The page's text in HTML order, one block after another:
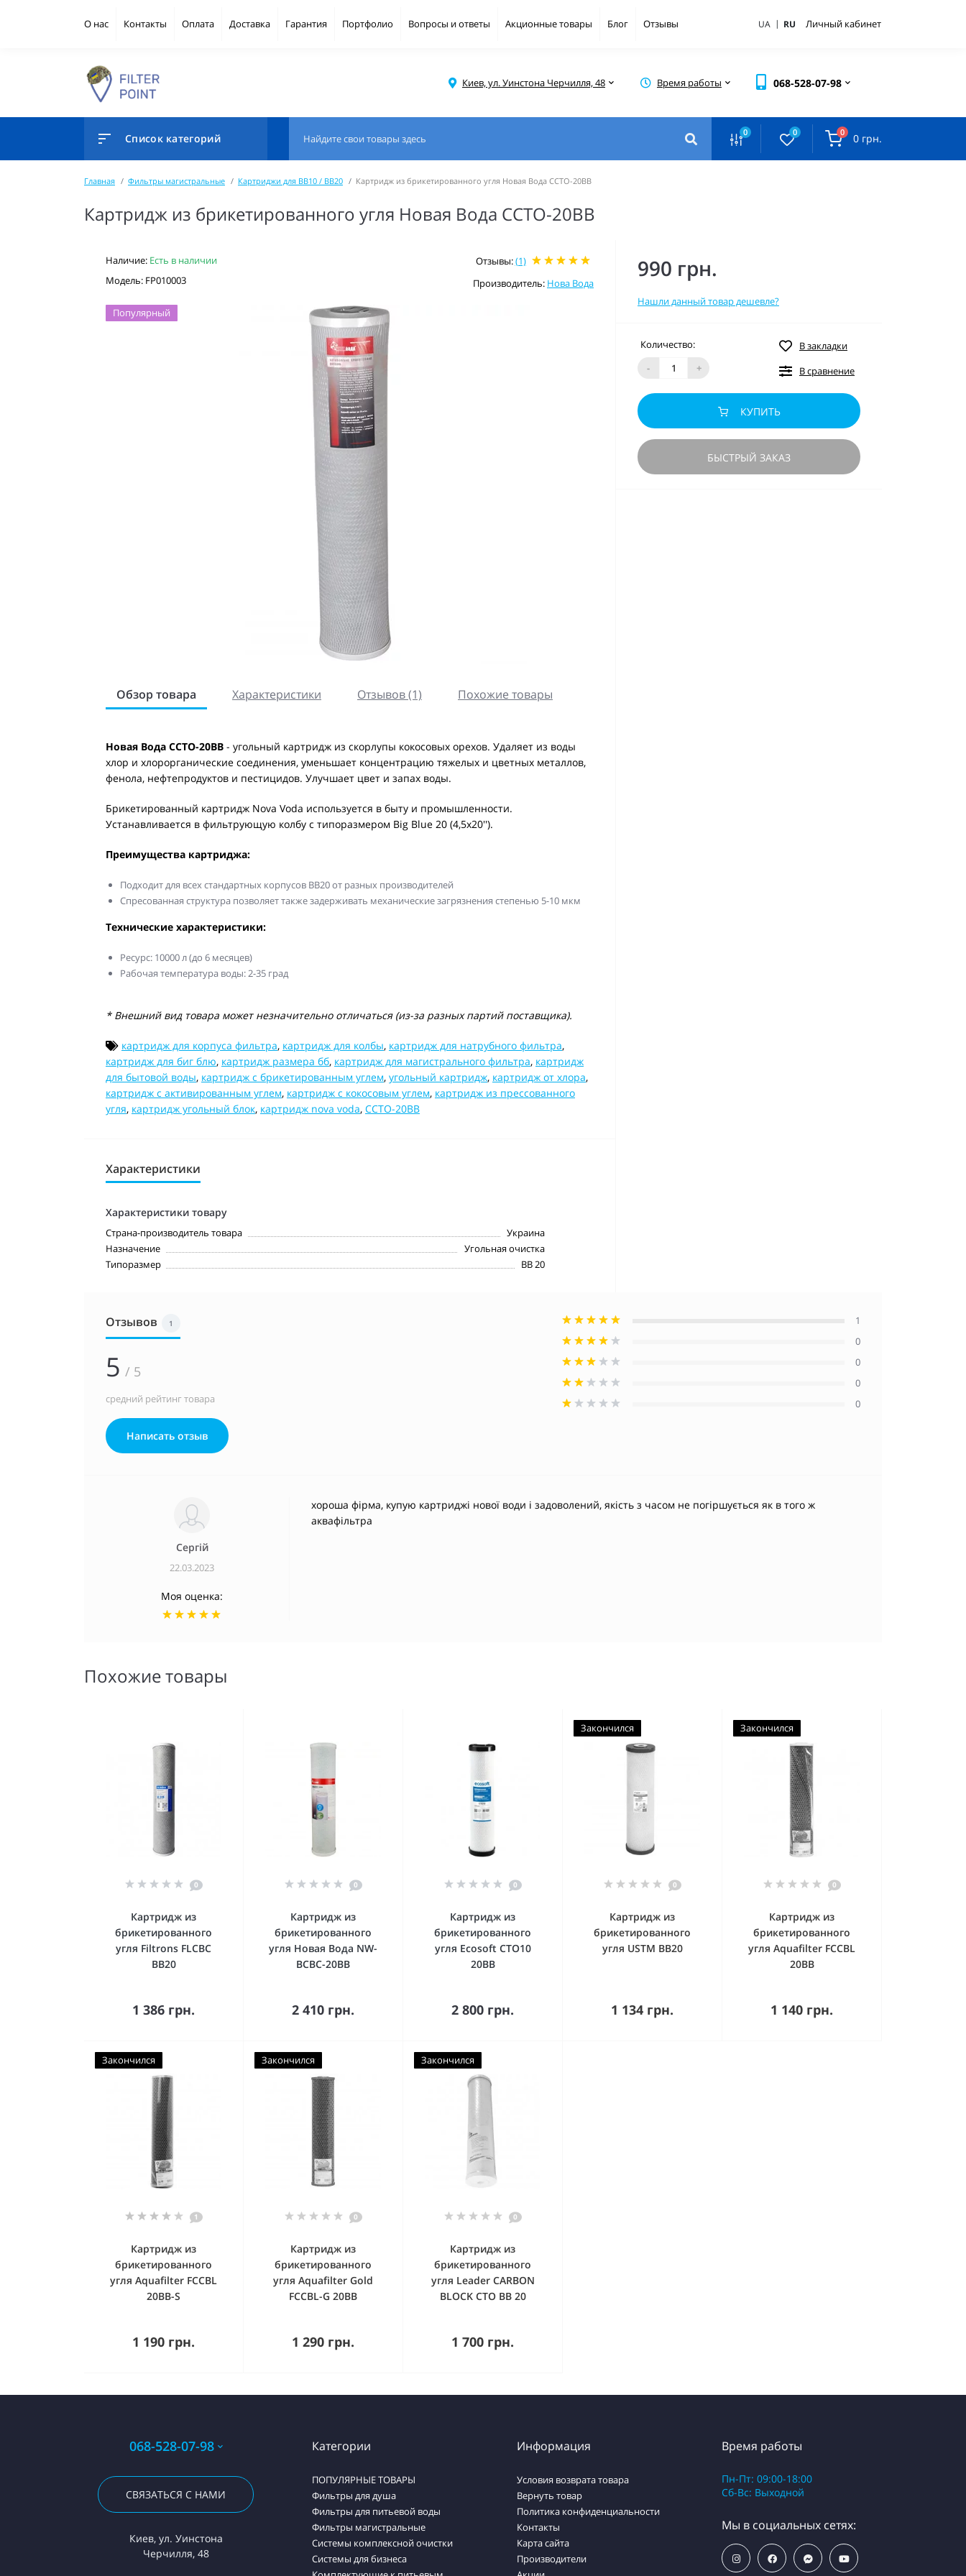
О нас Контакты Оплата Доставка Гарантия Портфолио Вопросы и ответы Акционные товары Блог Отзывы UA | RU Личный кабинет
Киев, ул. Уинстона Черчилля, 48 Время работы 068-528-07-98
Список категорий 0 0 0 0 грн.
Главная Фильтры магистральные Картриджи для BB10 / BB20 Картридж из брикетированного угля Новая Вода CCTO-20BB
Картридж из брикетированного угля Новая Вода CCTO-20BB
Наличие: Есть в наличии
Модель: FP010003
Отзывы:(1)
Производитель: Нова Вода
Популярный
Обзор товара Характеристики Отзывов (1) Похожие товары
Новая Вода CCTO-20BB - угольный картридж из скорлупы кокосовых орехов. Удаляет из воды
хлор и хлорорганические соединения, уменьшает концентрацию тяжелых и цветных металлов,
фенола, нефтепродуктов и пестицидов. Улучшает цвет и запах воды.
Брикетированный картридж Nova Voda используется в быту и промышленности.
Устанавливается в фильтрующую колбу с типоразмером Big Blue 20 (4,5х20'').
Преимущества картриджа:
Подходит для всех стандартных корпусов BB20 от разных производителей
Спресованная структура позволяет также задерживать механические загрязнения степенью 5-10 мкм
Технические характеристики:
Ресурс: 10000 л (до 6 месяцев)
Рабочая температура воды: 2-35 град
* Внешний вид товара может незначительно отличаться (из-за разных партий поставщика).
картридж для корпуса фильтра, картридж для колбы, картридж для натрубного фильтра,
картридж для биг блю, картридж размера бб, картридж для магистрального фильтра, картридж
для бытовой воды, картридж с брикетированным углем, угольный картридж, картридж от хлора,
картридж с активированным углем, картридж с кокосовым углем, картридж из прессованного
угля, картридж угольный блок, картридж nova voda, CCTO-20BB
Характеристики
Характеристики товару
Страна-производитель товара
Украина
Назначение
Угольная очистка
Типоразмер
BB 20
990 грн.
Нашли данный товар дешевле?
Количество:
-
+
В закладки
В сравнение
КУПИТЬ
БЫСТРЫЙ ЗАКАЗ
Отзывов 1
5 / 5
средний рейтинг товара
Написать отзыв
1
0
0
0
0
Сергій
22.03.2023
Моя оценка:
хороша фірма, купую картриджі нової води і задоволений, якість з часом не погіршується як в того ж
аквафільтра
Похожие товары
0
Картридж из
брикетированного
угля Filtrons FLCBC
BB20
1 386 грн.
Купить
0
Картридж из
брикетированного
угля Новая Вода NW-
BCBC-20BB
2 410 грн.
Купить
0
Картридж из
брикетированного
угля Ecosoft CTO10
20BB
2 800 грн.
Купить
Закончился
0
Картридж из
брикетированного
угля USTM BB20
1 134 грн.
Купить
Закончился
0
Картридж из
брикетированного
угля Aquafilter FCCBL
20BB
1 140 грн.
Купить
Закончился
1
Картридж из
брикетированного
угля Aquafilter FCCBL
20BB-S
1 190 грн.
Купить
Закончился
0
Картридж из
брикетированного
угля Aquafilter Gold
FCCBL-G 20BB
1 290 грн.
Купить
Закончился
0
Картридж из
брикетированного
угля Leader CARBON
BLOCK СТО ВВ 20
1 700 грн.
Купить
068-528-07-98
СВЯЗАТЬСЯ С НАМИ
Киев, ул. Уинстона
Черчилля, 48
Категории
ПОПУЛЯРНЫЕ ТОВАРЫ
Фильтры для душа
Фильтры для питьевой воды
Фильтры магистральные
Системы комплексной очистки
Системы для бизнеса
Информация
Условия возврата товара
Вернуть товар
Политика конфиденциальности
Контакты
Карта сайта
Производители
Время работы
Пн-Пт: 09:00-18:00
Сб-Вс: Выходной
Мы в социальных сетях: